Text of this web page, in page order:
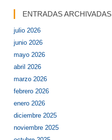
ENTRADAS ARCHIVADAS
julio 2026
junio 2026
mayo 2026
abril 2026
marzo 2026
febrero 2026
enero 2026
diciembre 2025
noviembre 2025